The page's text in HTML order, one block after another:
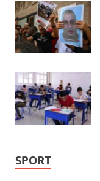
SPORT